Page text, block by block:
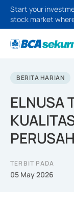
Start your
stock market
BERITA HARIAN
ELNUSA
TERBIT PADA
05 May 2026